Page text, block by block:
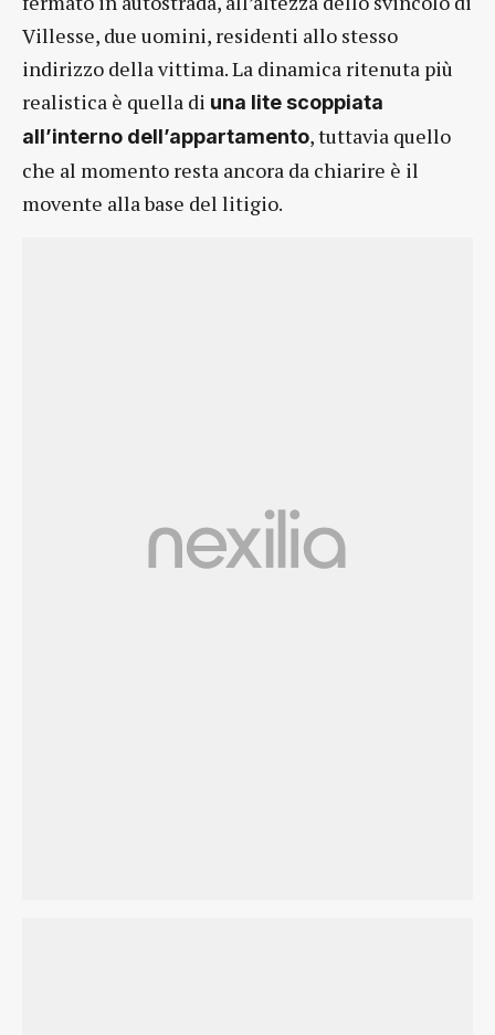
Villesse, due uomini, residenti allo stesso
indirizzo della vittima. La dinamica ritenuta più
realistica è quella di una lite scoppiata
all’interno dell’appartamento, tuttavia quello
che al momento resta ancora da chiarire è il
movente alla base del litigio.